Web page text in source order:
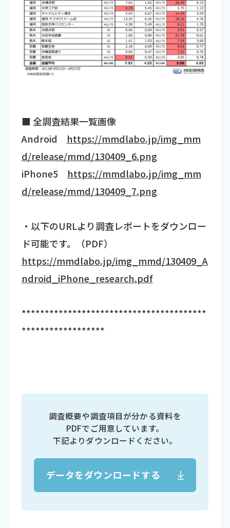
■ 全調査結果一覧画像
Android https://mmdlabo.jp/img_mm
d/release/mmd/130409_6.png
iPhone5 https://mmdlabo.jp/img_mm
d/release/mmd/130409_7.png
・以下のURLより調査レポートをダウンロー
ド可能です。（PDF）
https://mmdlabo.jp/img_mmd/130409_A
ndroid_iPhone_research.pdf
****************************************
******************
調査概要や調査項目が分かる資料を
PDFでご用意しています。
下記よりダウンロードください。
データをダウンロードする